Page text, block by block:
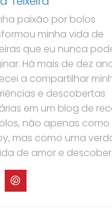
paixão por bolos
minha vida de
que eu nunca
Há mais de dez
a compartilhar
e descobertas
em um blog de
não apenas como
mas como uma
de amor e